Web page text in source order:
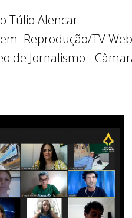
Túlio Alencar
Reprodução/TV
de Jornalismo -